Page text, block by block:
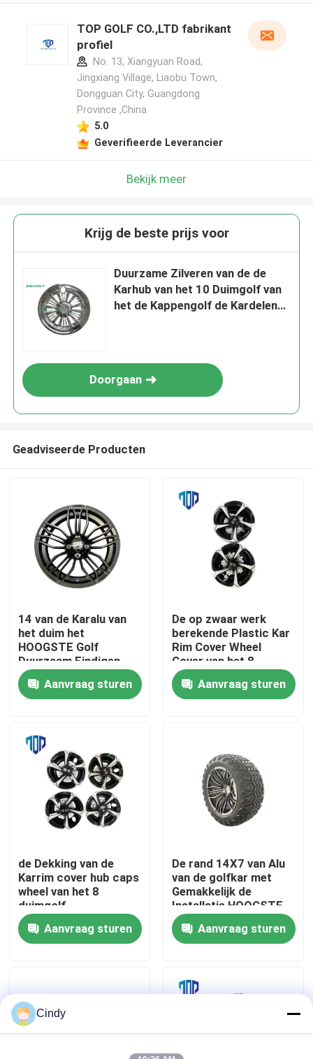
Huis
Producten
Ongeveer ons
Fabrieksreis
Kwaliteitscontrole
Contact de V.S.
Nieuws
Het Wieldekking van de golfkar
Het Dashboard van de golfkar
TOP GOLF CO.,LTD fabrikant
profiel
No. 13, Xiangyuan Road,
Jingxiang Village, Liaobu Town,
Dongguan City, Guangdong
Province ,China
5.0
Geverifieerde Leverancier
Bekijk meer
Krijg de beste prijs voor
Duurzame Zilveren van de de
Karhub van het 10 Duimgolf van
het de Kappengolf de Kardelen
Doorgaan
Geadviseerde Producten
14 van de Karalu van
het duim het
HOOGSTE Golf
Duurzaam Eindigen
van de randchrome
Aanvraag sturen
De op zwaar werk
berekende Plastic Kar
Rim Cover Wheel
Cover van het 8
Duimgolf van ABC
Aanvraag sturen
de Dekking van de
Karrim cover hub caps
wheel van het 8
duimgolf
Aanvraag sturen
De rand 14X7 van Alu
van de golfkar met
Gemakkelijk de
Installatie HOOGSTE
Golf van 23X10.5-14
Aanvraag sturen
Cindy